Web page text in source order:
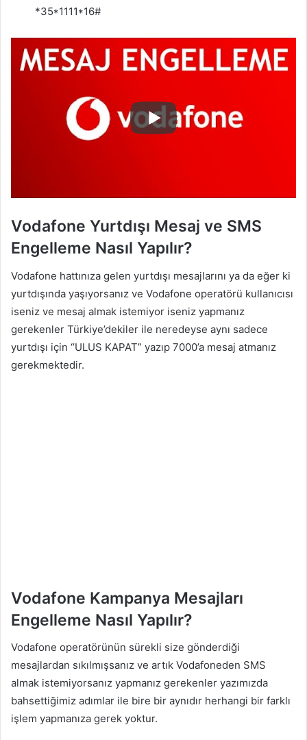
*35*1111*16#
Vodafone Yurtdışı Mesaj ve SMS
Engelleme Nasıl Yapılır?
Vodafone hattınıza gelen yurtdışı mesajlarını ya da eğer ki
yurtdışında yaşıyorsanız ve Vodafone operatörü kullanıcısı
iseniz ve mesaj almak istemiyor iseniz yapmanız
gerekenler Türkiye’dekiler ile neredeyse aynı sadece
yurtdışı için “ULUS KAPAT” yazıp 7000’a mesaj atmanız
gerekmektedir.
Vodafone Kampanya Mesajları
Engelleme Nasıl Yapılır?
Vodafone operatörünün sürekli size gönderdiği
mesajlardan sıkılmışsanız ve artık Vodafoneden SMS
almak istemiyorsanız yapmanız gerekenler yazımızda
bahsettiğimiz adımlar ile bire bir aynıdır herhangi bir farklı
işlem yapmanıza gerek yoktur.